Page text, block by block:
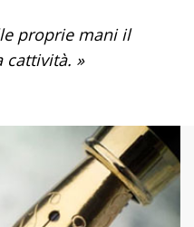
proprie mani il
cattività. »